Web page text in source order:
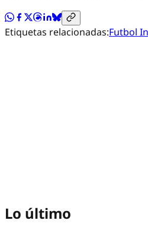
Etiquetas relacionadas:Futbol
Lo último